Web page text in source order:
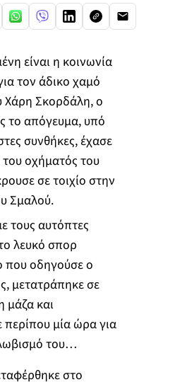
είναι η κοινωνία
τον άδικο χαμό
Χάρη Σκορδάλη, ο
το απόγευμα, υπό
συνθήκες, έχασε
οχήματός του
σε τοιχίο στην
Σμαλού.
τους αυτόπτες
λευκό σπορ
που οδηγούσε ο
μετατράπηκε σε
μάζα και
περίπου μία ώρα για
του…
στο